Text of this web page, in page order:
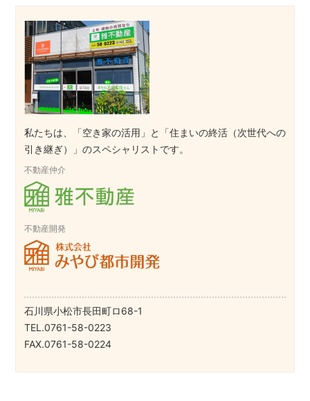
私たちは、「空き家の活用」と「住まいの終活（次世代への
引き継ぎ）」のスペシャリストです。
不動産仲介
不動産開発
石川県小松市長田町ロ68-1
TEL.0761-58-0223
FAX.0761-58-0224